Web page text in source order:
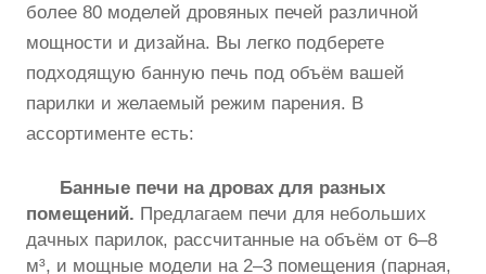
более 80 моделей дровяных печей различной
мощности и дизайна. Вы легко подберете
подходящую банную печь под объём вашей
парилки и желаемый режим парения. В
ассортименте есть:
Банные печи на дровах для разных
помещений. Предлагаем печи для небольших
дачных парилок, рассчитанные на объём от 6–8
м³, и мощные модели на 2–3 помещения (парная,